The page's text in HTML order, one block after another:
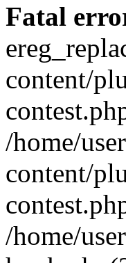
Fatal
content/
/home/
content/
/home/